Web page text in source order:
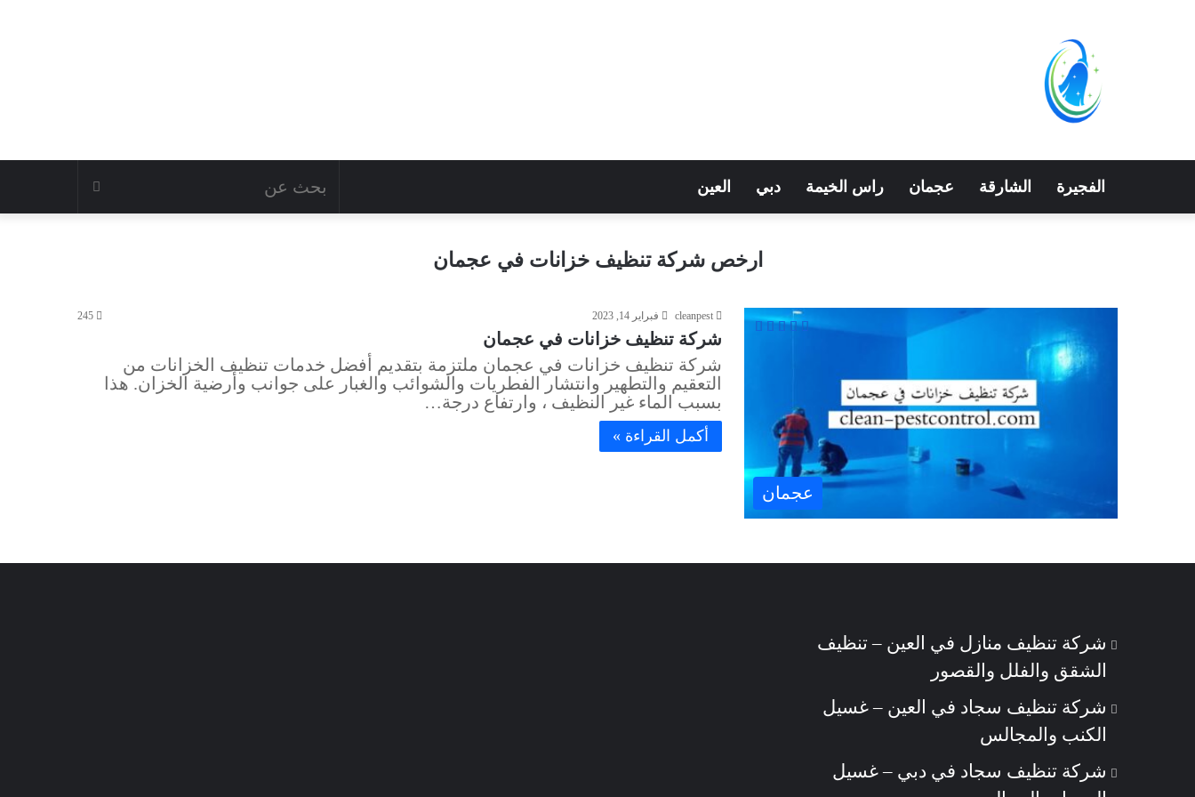
الفجيرة الشارقة عجمان راس الخيمة دبي العين
ارخص شركة تنظيف خزانات في عجمان
عجمان
cleanpest فبراير 14, 2023 245
شركة تنظيف خزانات في عجمان
شركة تنظيف خزانات في عجمان ملتزمة بتقديم أفضل خدمات تنظيف الخزانات من
التعقيم والتطهير وانتشار الفطريات والشوائب والغبار على جوانب وأرضية الخزان. هذا
بسبب الماء غير النظيف ، وارتفاع درجة…
أكمل القراءة »
شركة تنظيف منازل في العين – تنظيف
الشقق والفلل والقصور
شركة تنظيف سجاد في العين – غسيل
الكنب والمجالس
شركة تنظيف سجاد في دبي – غسيل